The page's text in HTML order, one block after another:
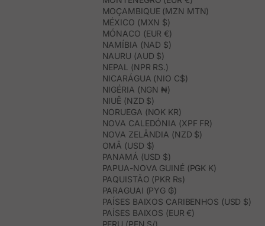
MOÇAMBIQUE (MZN MTN)
MÉXICO (MXN $)
MÓNACO (EUR €)
NAMÍBIA (NAD $)
NAURU (AUD $)
NEPAL (NPR RS.)
NICARÁGUA (NIO C$)
NIGÉRIA (NGN ₦)
NIUÊ (NZD $)
NORUEGA (NOK KR)
NOVA CALEDÓNIA (XPF FR)
NOVA ZELÂNDIA (NZD $)
OMÃ (USD $)
PANAMÁ (USD $)
PAPUA-NOVA GUINÉ (PGK K)
PAQUISTÃO (PKR ₨)
PARAGUAI (PYG ₲)
PAÍSES BAIXOS CARIBENHOS (USD $)
PAÍSES BAIXOS (EUR €)